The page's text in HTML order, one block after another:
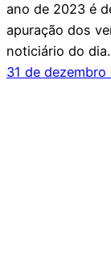
ano de 2023 é
apuração dos
noticiário do
31 de